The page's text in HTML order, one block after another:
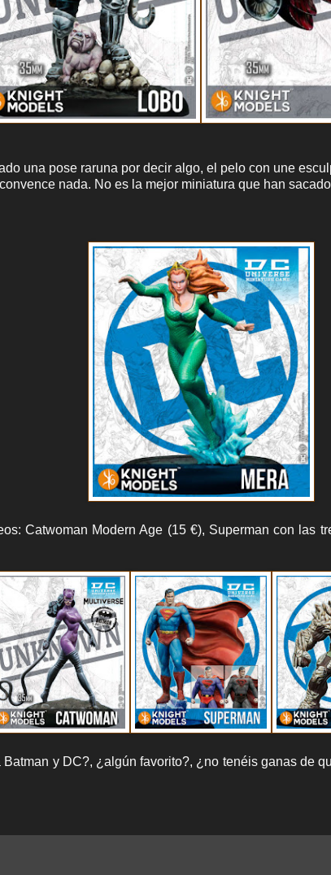
una pose raruna por decir algo, el pelo con une
nada. No es la mejor miniatura que han
Catwoman Modern Age (15 €), Superman con las
y DC?, ¿algún favorito?, ¿no tenéis ganas de